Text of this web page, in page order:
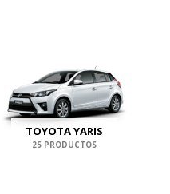
TOYOTA YARIS
25 PRODUCTOS